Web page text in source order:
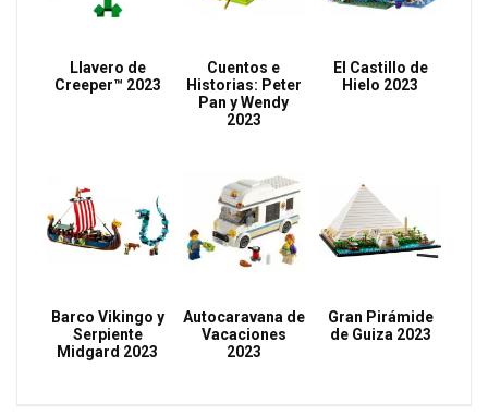
Llavero de
Creeper™ 2023
Cuentos e
Historias: Peter
Pan y Wendy
2023
El Castillo de
Hielo 2023
Barco Vikingo y
Serpiente
Midgard 2023
Autocaravana de
Vacaciones
2023
Gran Pirámide
de Guiza 2023